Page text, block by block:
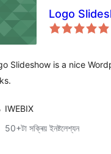
Logo
Slideshow is a nice
IWEBIX
50+টা সক্ৰিয় ইনষ্টলেশ্যন